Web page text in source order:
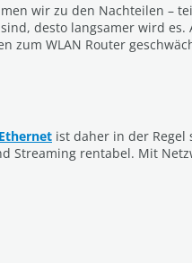
wir zu den Nachteilen –
desto langsamer wird
zum WLAN Router
Ethernet ist daher in der
Streaming rentabel. Mit